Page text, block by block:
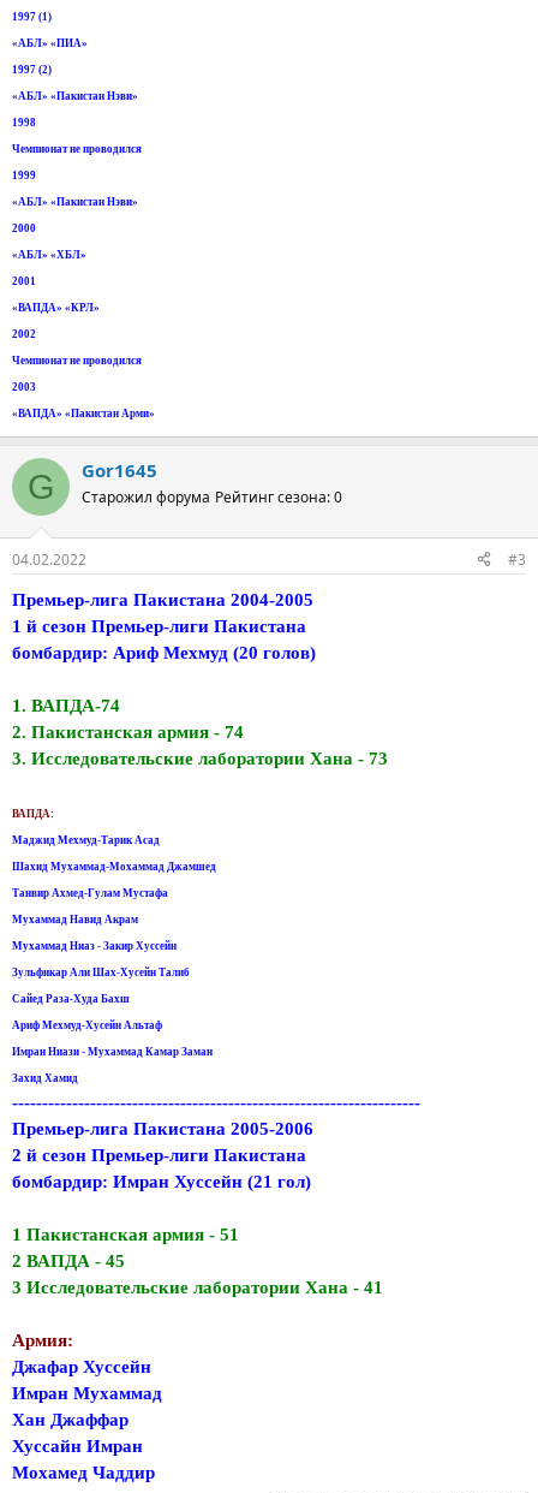
1997 (1)
«АБЛ» «ПИА»
1997 (2)
«АБЛ» «Пакистан Нэви»
1998
Чемпионат не проводился
1999
«АБЛ» «Пакистан Нэви»
2000
«АБЛ» «ХБЛ»
2001
«ВАПДА» «КРЛ»
2002
Чемпионат не проводился
2003
«ВАПДА» «Пакистан Арми»
G Gor1645
Старожил форума Рейтинг сезона: 0
04.02.2022 #3
Премьер-лига Пакистана 2004-2005
1 й сезон Премьер-лиги Пакистана
бомбардир: Ариф Мехмуд (20 голов)
1. ВАПДА-74
2. Пакистанская армия - 74
3. Исследовательские лаборатории Хана - 73
ВАПДА:
Маджид Мехмуд-Тарик Асад
Шахид Мухаммад-Мохаммад Джамшед
Танвир Ахмед-Гулам Мустафа
Мухаммад Навид Акрам
Мухаммад Ниаз - Закир Хуссейн
Зульфикар Али Шах-Хусейн Талиб
Сайед Раза-Худа Бахш
Ариф Мехмуд-Хусейн Альтаф
Имран Ниази - Мухаммад Камар Заман
Захид Хамид
--------------------------------------------------------------------
Премьер-лига Пакистана 2005-2006
2 й сезон Премьер-лиги Пакистана
бомбардир: Имран Хуссейн (21 гол)
1 Пакистанская армия - 51
2 ВАПДА - 45
3 Исследовательские лаборатории Хана - 41
Армия:
Джафар Хуссейн
Имран Мухаммад
Хан Джаффар
Хуссайн Имран
Мохамед Чаддир